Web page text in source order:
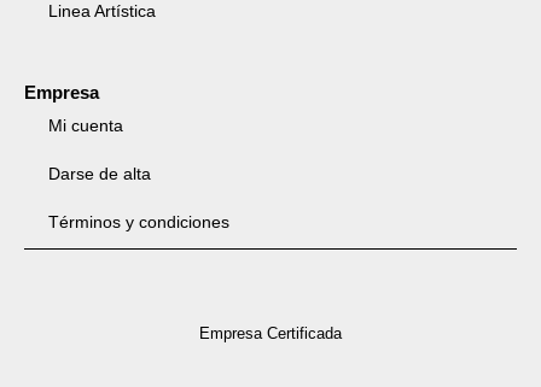
Linea Artística
Empresa
Mi cuenta
Darse de alta
Términos y condiciones
Empresa Certificada